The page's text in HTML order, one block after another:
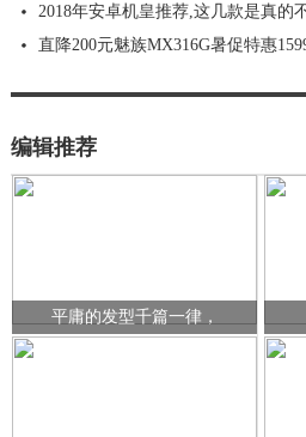
2018年安卓机皇推荐,这几款是真的
直降200元魅族MX316G暑促特惠
编辑推荐
平庸的发型千篇一律，